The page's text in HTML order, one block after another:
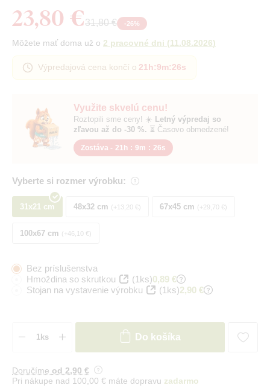
Využite skvelú cenu!
Roztopili sme ceny! ☀️ Letný výpredaj so
zľavou až do -30 %. ⏳ Časovo obmedzené!
Zostáva - 21h : 9m : 25s
Vyberte si rozmer výrobku:
31x21 cm 48x32 cm +13,20 € 67x45 cm +29,70 €
100x67 cm +46,10 €
23,80 €31,80 € -26%
Môžete mať doma už o 2 pracovné dni (11.08.2026)
Výpredajová cena končí o 21h:9m:25s
Bez príslušenstva
Hmoždina so skrutkou
(1ks)0,89 €
Stojan na vystavenie výrobku
(1ks)2,90 €
Do košíka
Doručíme od 2,90 €
Pri nákupe nad 100,00 € máte dopravu zadarmo